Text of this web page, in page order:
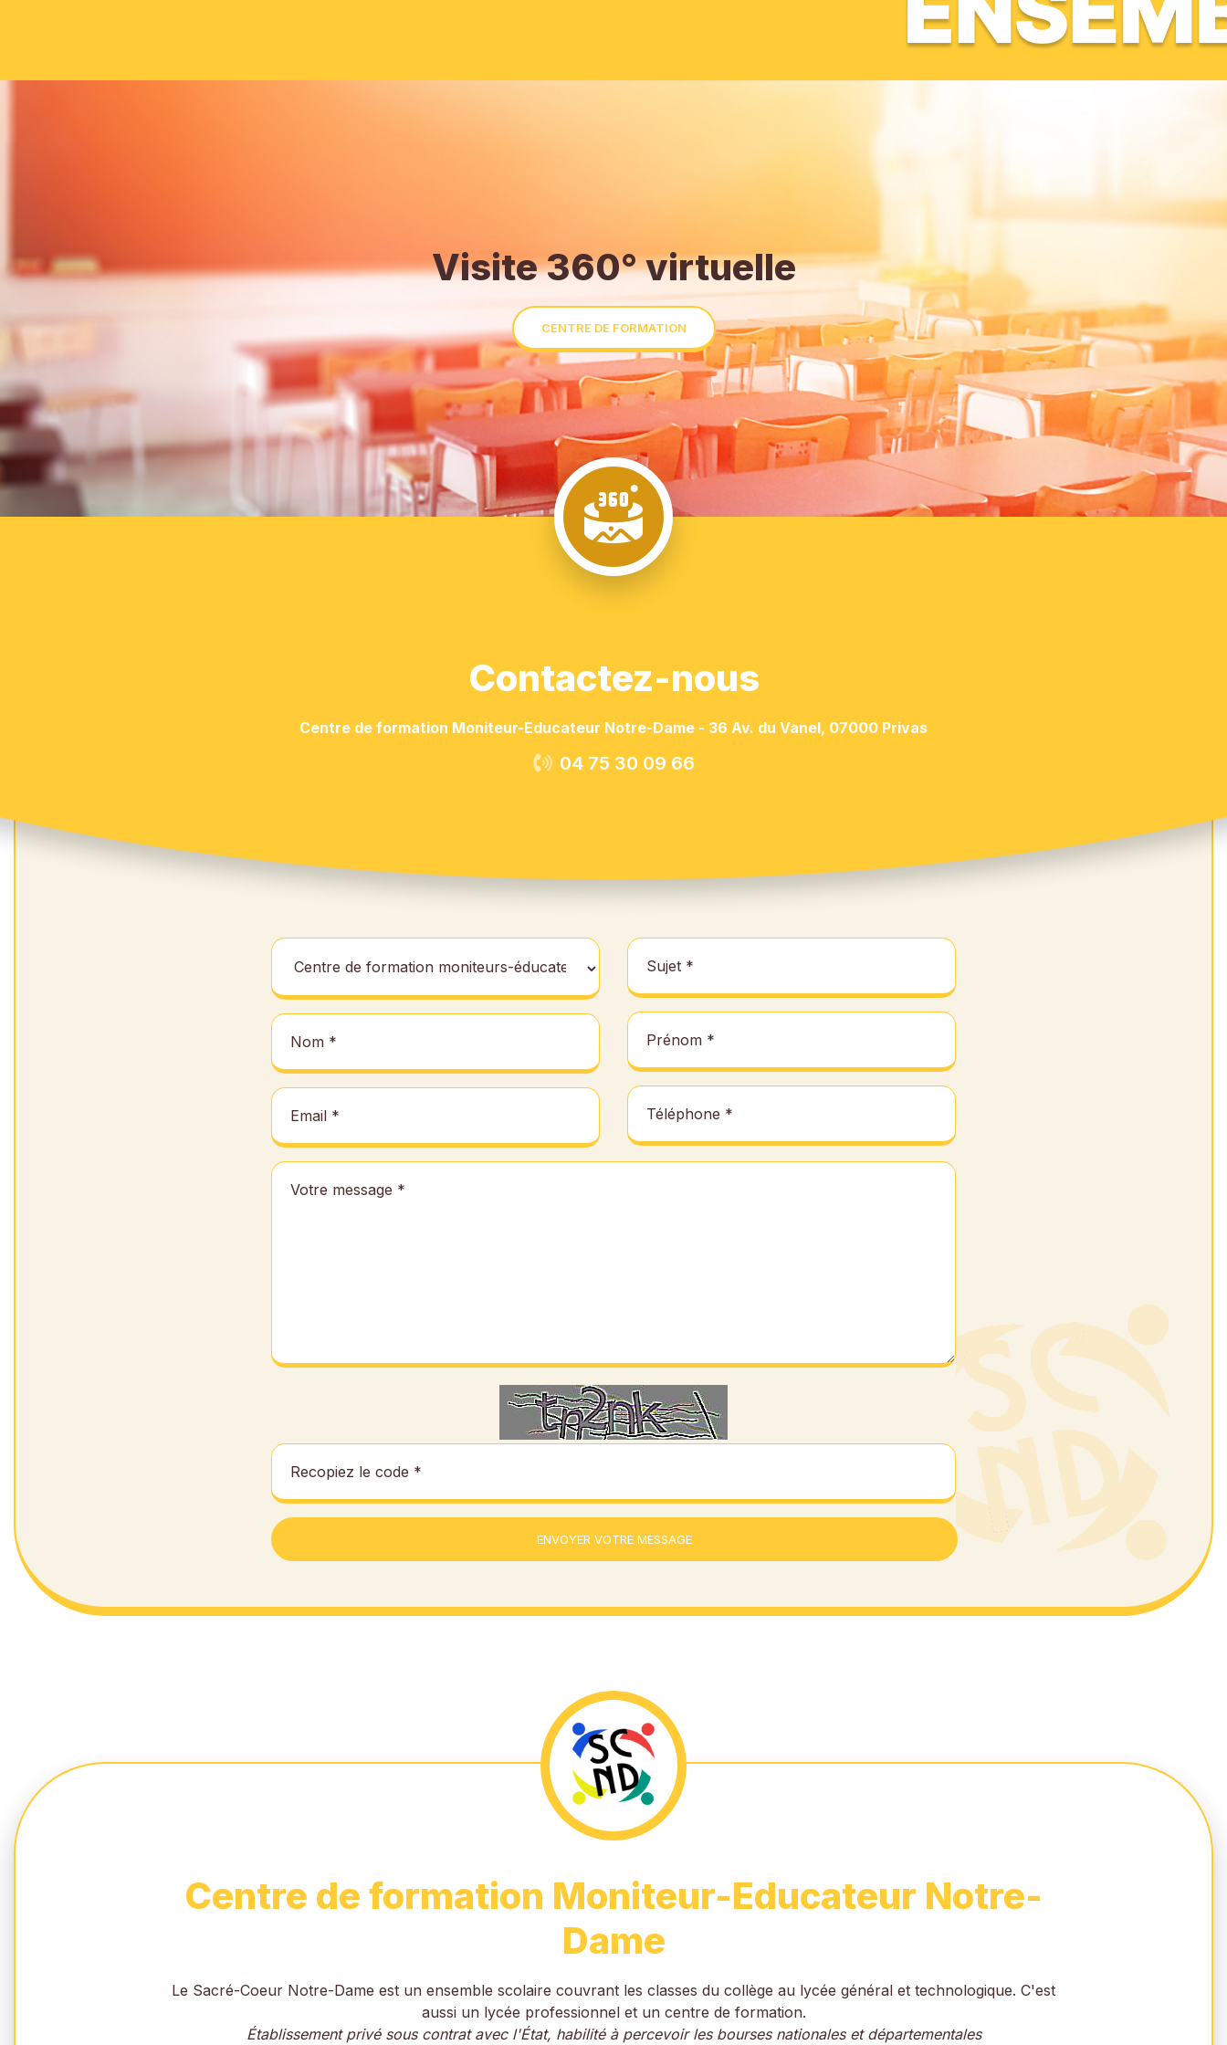
Visite 360° virtuelle
CENTRE DE FORMATION
Contactez-nous
Centre de formation Moniteur-Educateur Notre-Dame - 36 Av. du Vanel, 07000 Privas
04 75 30 09 66
ENVOYER VOTRE MESSAGE
Centre de formation Moniteur-Educateur Notre-
Dame
Le Sacré-Coeur Notre-Dame est un ensemble scolaire couvrant les classes du collège au lycée général et technologique. C'est
aussi un lycée professionnel et un centre de formation.
Établissement privé sous contrat avec l'État, habilité à percevoir les bourses nationales et départementales